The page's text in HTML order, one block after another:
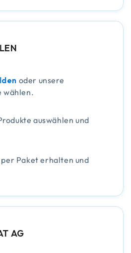
oder unsere
wählen.
auswählen und
Paket erhalten und
AG